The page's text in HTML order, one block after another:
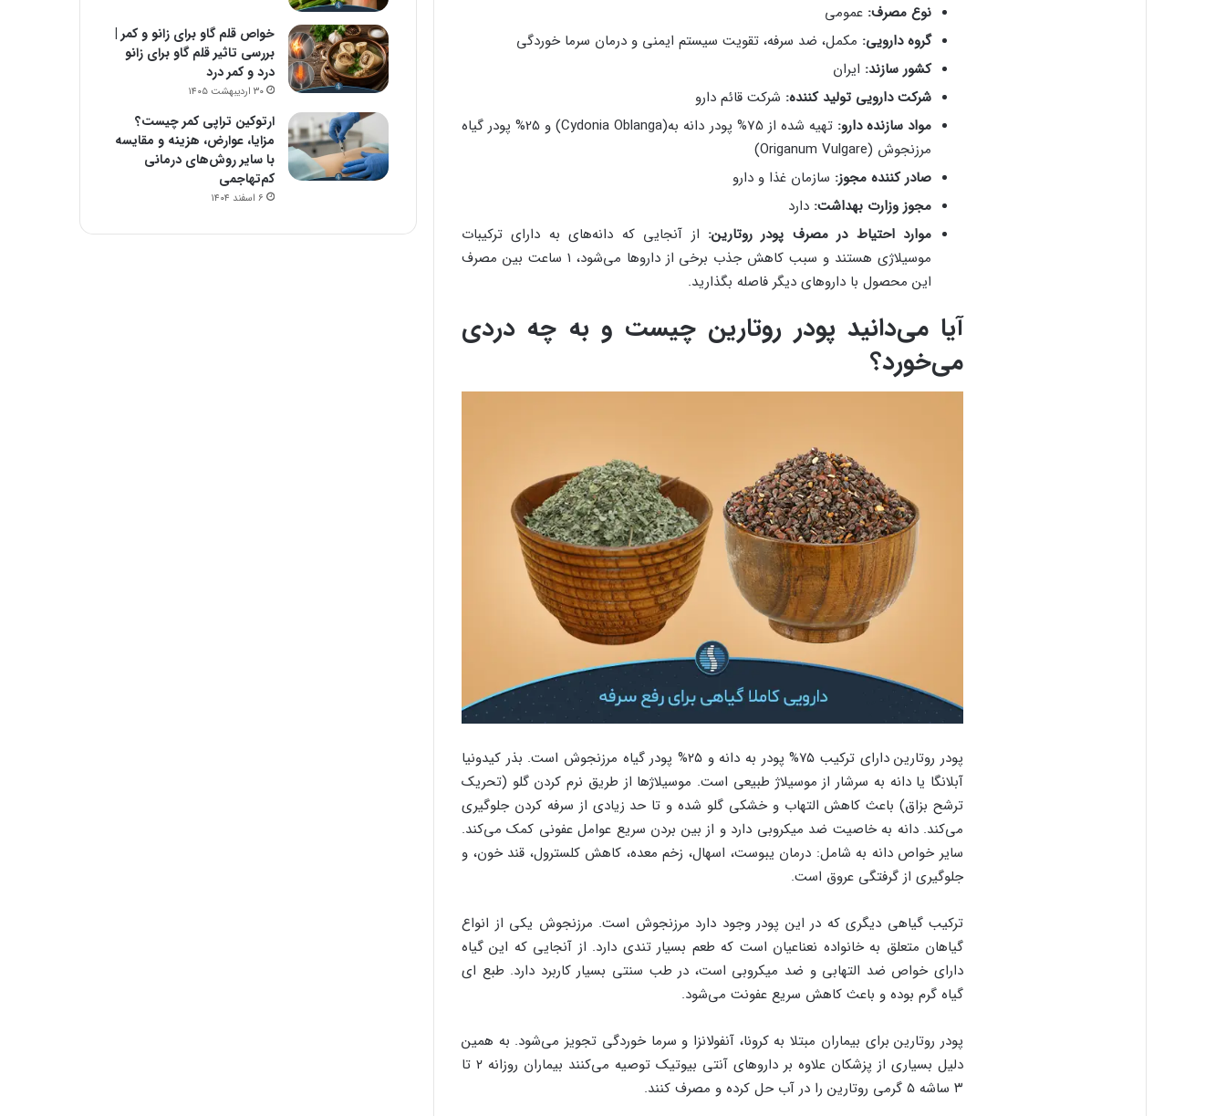
نوع مصرف: عمومی
گروه دارویی: مکمل، ضد سرفه، تقویت سیستم ایمنی و درمان سرما خوردگی
کشور سازند: ایران
شرکت دارویی تولید کننده: شرکت قائم دارو
مواد سازنده دارو:
تهیه شده از 75% پودر دانه به(Cydonia Oblanga) و 25% پودر گیاه
مرزنجوش (Origanum Vulgare)
صادر کننده مجوز: سازمان غذا و دارو
مجوز وزارت بهداشت: دارد
موارد احتیاط در مصرف پودر روتارین: از آنجایی که دانه‌های به دارای ترکیبات
موسیلاژی هستند و سبب کاهش جذب برخی از داروها می‌شود، ۱ ساعت بین مصرف
این محصول با داروهای دیگر فاصله بگذارید.
آیا می‌دانید پودر روتارین چیست و به چه دردی
می‌خورد؟
پودر روتارین دارای ترکیب ۷۵% پودر به دانه و ۲۵% پودر گیاه مرزنجوش است. بذر کیدونیا
آبلانگا یا دانه به سرشار از موسیلاژ طبیعی است. موسیلاژها از طریق نرم کردن گلو (تحریک
ترشح بزاق) باعث کاهش التهاب و خشکی گلو شده و تا حد زیادی از سرفه کردن جلوگیری
می‌کند. دانه به خاصیت ضد میکروبی دارد و از بین بردن سریع عوامل عفونی کمک می‌کند.
سایر خواص دانه به شامل: درمان یبوست، اسهال، زخم معده، کاهش کلسترول، قند خون، و
جلوگیری از گرفتگی عروق است.
ترکیب گیاهی دیگری که در این پودر وجود دارد مرزنجوش است. مرزنجوش یکی از انواع
گیاهان متعلق به خانواده نعناعیان است که طعم بسیار تندی دارد. از آنجایی که این گیاه
دارای خواص ضد التهابی و ضد میکروبی است، در طب سنتی بسیار کاربرد دارد. طبع ای
گیاه گرم بوده و باعث کاهش سریع عفونت می‌شود.
پودر روتارین برای بیماران مبتلا به کرونا، آنفولانزا و سرما خوردگی تجویز می‌شود. به همین
دلیل بسیاری از پزشکان علاوه بر داروهای آنتی بیوتیک توصیه می‌کنند بیماران روزانه ۲ تا
۳ ساشه ۵ گرمی روتارین را در آب حل کرده و مصرف کنند.
خواص قلم گاو برای زانو و کمر |
بررسی تاثیر قلم گاو برای زانو
درد و کمر درد
۳۰ اردیبهشت ۱۴۰۵
ارتوکین تراپی کمر چیست؟
مزایا، عوارض، هزینه و مقایسه
با سایر روش‌های درمانی
کم‌تهاجمی
۶ اسفند ۱۴۰۴